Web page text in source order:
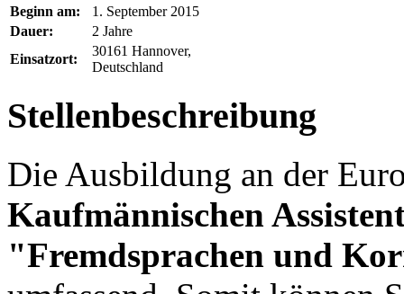
Beginn am:
1. September 2015
Dauer:
2 Jahre
Einsatzort:
30161 Hannover,
Deutschland
Stellenbeschreibung
Die Ausbildung an der
Kaufmännischen
"Fremdsprachen und